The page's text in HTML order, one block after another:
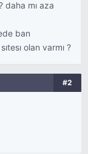
daha mı aza
ban
olan varmı ?
#2